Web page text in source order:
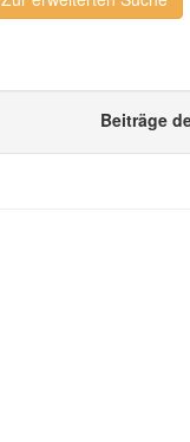
Beiträge